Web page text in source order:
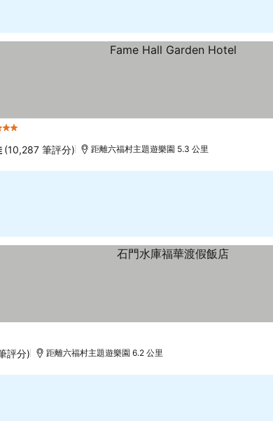
級
(10,287 筆評分) 距離六福村主題遊樂園 5.3 公里
評分) 距離六福村主題遊樂園 6.2 公里